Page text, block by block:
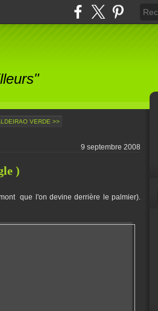
VERDE >>
9 septembre 2008
)
que l'on devine derrière le palmier).